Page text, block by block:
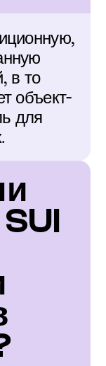
в то
объект-
для